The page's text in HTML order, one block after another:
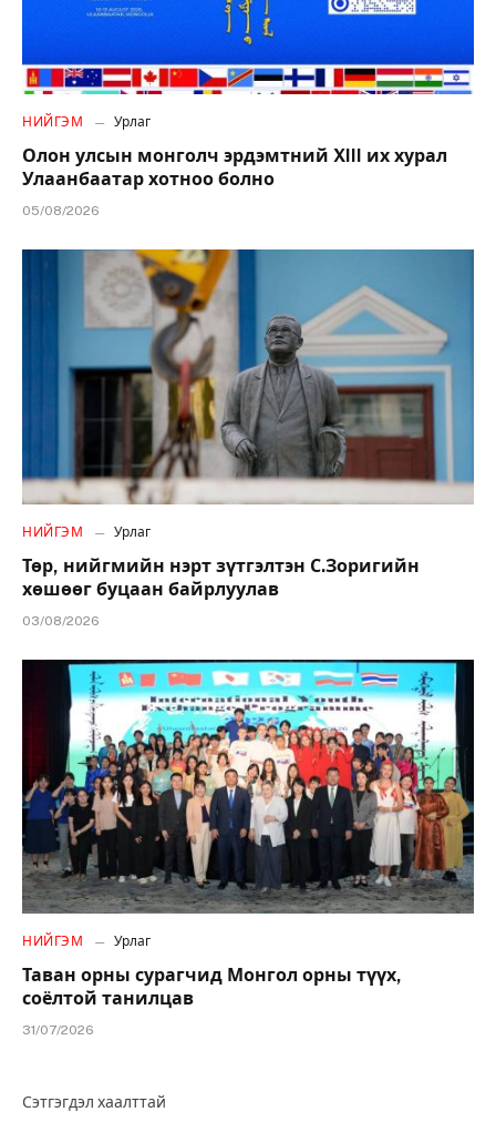
НИЙГЭМ Урлаг
Олон улсын монголч эрдэмтний XIII их хурал
Улаанбаатар хотноо болно
05/08/2026
НИЙГЭМ Урлаг
Төр, нийгмийн нэрт зүтгэлтэн С.Зоригийн
хөшөөг буцаан байрлуулав
03/08/2026
НИЙГЭМ Урлаг
Таван орны сурагчид Монгол орны түүх,
соёлтой танилцав
31/07/2026
Сэтгэгдэл хаалттай